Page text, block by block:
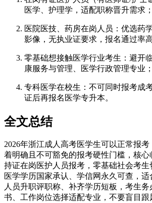
医学、护理学，适配职称晋升需求；
医院医技、药房在岗人员：优选药
影像，无执业证要求，报名通过率高
零基础想接触医学行业考生：避开
康服务与管理、医学行政管理专业；
专科医学在校生：不可同时报考成
证后再报名医学专升本。
全文总结
2026年浙江成人高考医学生可以正常报
着明确且不可豁免的报考硬性门槛，核
持证在岗医护人员报考，零基础社会考
医学学历国家承认、学信网永久可查，
人员升职评职称、补齐学历短板，考生
书、工作岗位选择适配专业，不要盲目